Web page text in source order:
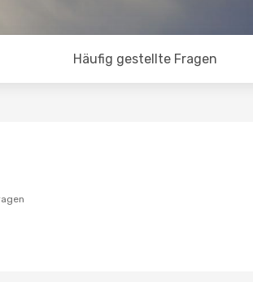
Häufig gestellte Fragen